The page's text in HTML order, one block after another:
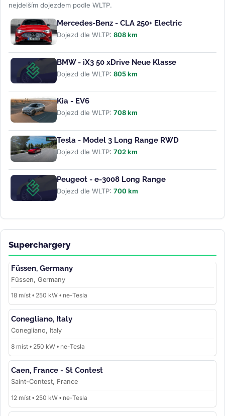
nejdelším dojezdem podle WLTP.
Mercedes-Benz - CLA 250+ Electric
Dojezd dle WLTP: 808 km
BMW - iX3 50 xDrive Neue Klasse
Dojezd dle WLTP: 805 km
Kia - EV6
Dojezd dle WLTP: 708 km
Tesla - Model 3 Long Range RWD
Dojezd dle WLTP: 702 km
Peugeot - e-3008 Long Range
Dojezd dle WLTP: 700 km
Superchargery
Füssen, Germany
Füssen, Germany
18 míst • 250 kW • ne-Tesla
Conegliano, Italy
Conegliano, Italy
8 míst • 250 kW • ne-Tesla
Caen, France - St Contest
Saint-Contest, France
12 míst • 250 kW • ne-Tesla